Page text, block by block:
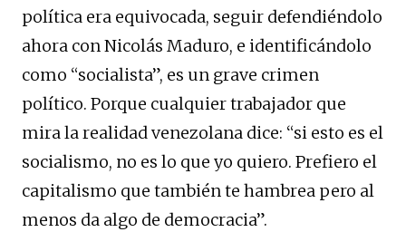
política era equivocada, seguir defendiéndolo
ahora con Nicolás Maduro, e identificándolo
como “socialista”, es un grave crimen
político. Porque cualquier trabajador que
mira la realidad venezolana dice: “si esto es el
socialismo, no es lo que yo quiero. Prefiero el
capitalismo que también te hambrea pero al
menos da algo de democracia”.